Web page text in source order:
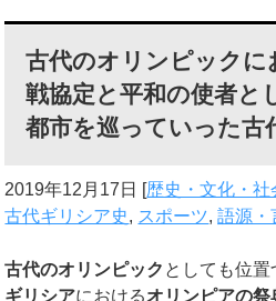
古代のオリンピックに
戦協定と平和の使者と
都市を巡っていった古
2019年12月17日 [歴史・文化・社
古代ギリシア史, スポーツ,語源・
古代のオリンピック としても位
ギリシアにおけるオリンピアの祭